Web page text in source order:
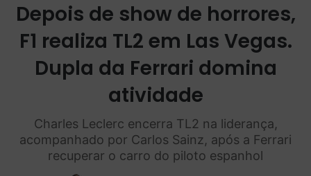
Depois de show de horrores,
F1 realiza TL2 em Las Vegas.
Dupla da Ferrari domina
atividade
Charles Leclerc encerra TL2 na liderança,
acompanhado por Carlos Sainz, após a Ferrari
recuperar o carro do piloto espanhol